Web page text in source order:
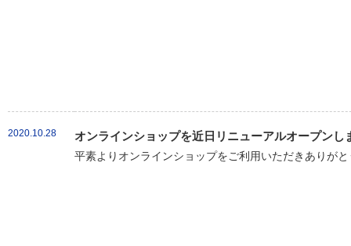
2020.10.28 オンラインショップを近日リニューアルオープンし
平素よりオンラインショップをご利用いただきありが